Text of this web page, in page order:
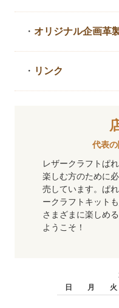
・ オリジナル企画革
・ リンク
代表の
レザークラフトぱ
楽しむ方のために
売しています。ぱ
ークラフトキット
さまざまに楽しめ
ようこそ！
日
月 火